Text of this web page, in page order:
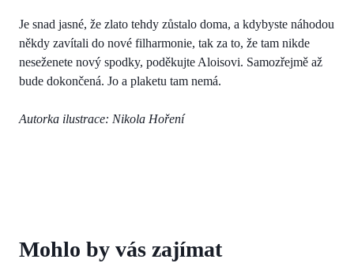
Je snad jasné, že zlato tehdy zůstalo doma, a kdybyste náhodou
někdy zavítali do nové filharmonie, tak za to, že tam nikde
neseženete nový spodky, poděkujte Aloisovi. Samozřejmě až
bude dokončená. Jo a plaketu tam nemá.
Autorka ilustrace: Nikola Hoření
Mohlo by vás zajímat